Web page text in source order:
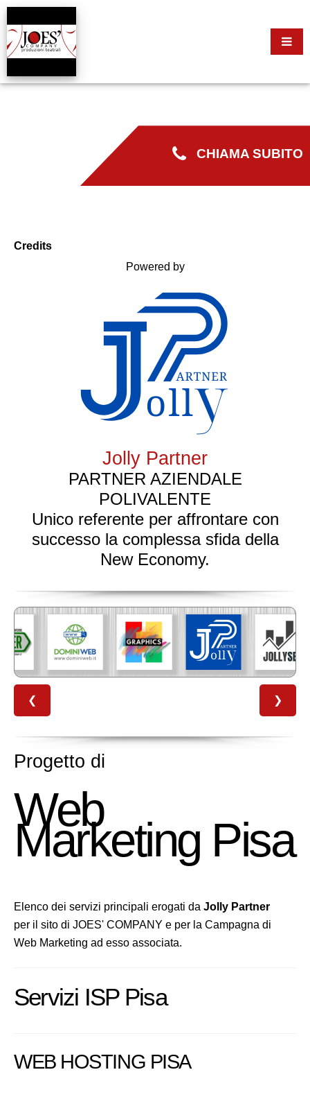
CHIAMA SUBITO
Credits
Powered by
Jolly Partner
PARTNER AZIENDALE
POLIVALENTE
Unico referente per affrontare con
successo la complessa sfida della
New Economy.
❮ ❯
Progetto di
Web
Marketing Pisa
Elenco dei servizi principali erogati da Jolly Partner
per il sito di JOES' COMPANY e per la Campagna di
Web Marketing ad esso associata.
Servizi ISP Pisa
WEB HOSTING PISA